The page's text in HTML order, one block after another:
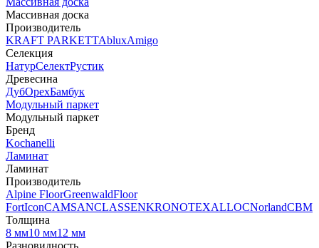
Массивная доска
Производитель
KRAFT PARKETTAbluxAmigo
Селекция
НатурСелектРустик
Древесина
ДубОрехБамбук
Модульный паркет
Модульный паркет
Бренд
Kochanelli
Ламинат
Ламинат
Производитель
Alpine FloorGreenwaldFloor
FortIconCAMSANCLASSENKRONOTEXALLOCNorlandCBM
Толщина
8 мм10 мм12 мм
Разновидность